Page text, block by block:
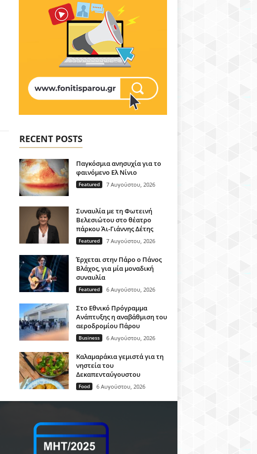
RECENT POSTS
Παγκόσμια ανησυχία για το
φαινόμενο Ελ Νίνιο
Featured 7 Αυγούστου, 2026
Συναυλία με τη Φωτεινή
Βελεσιώτου στο θέατρο
πάρκου Άι-Γιάννης Δέτης
Featured 7 Αυγούστου, 2026
Έρχεται στην Πάρο ο Πάνος
Βλάχος, για μία μοναδική
συναυλία
Featured 6 Αυγούστου, 2026
Στο Εθνικό Πρόγραμμα
Ανάπτυξης η αναβάθμιση του
αεροδρομίου Πάρου
Business 6 Αυγούστου, 2026
Καλαμαράκια γεμιστά για τη
νηστεία του
Δεκαπενταύγουστου
Food 6 Αυγούστου, 2026